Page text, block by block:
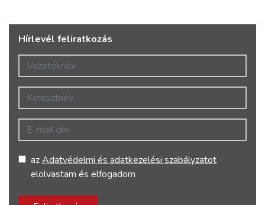
Hírlevél feliratkozás
Vezetéknév
Keresztnév
E-mail cím
azAdatvédelmi és adatkezelési szabályzatot
elolvastam és elfogadom